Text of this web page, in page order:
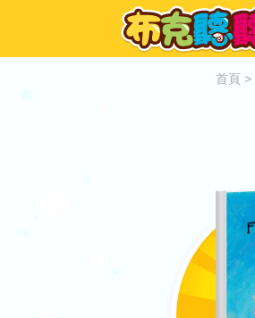
首頁 >